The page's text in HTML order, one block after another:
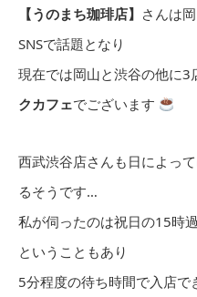
【うのまち珈琲店】 さんは
SNSで話題となり
現在では岡山と渋谷の他に
クカフェでございます
西武渋谷店さんも日によっ
るそうです…
私が伺ったのは祝日の15時
ということもあり
5分程度の待ち時間で入店で